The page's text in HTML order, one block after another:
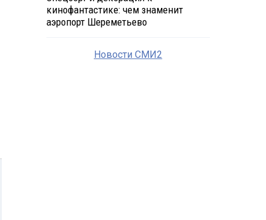
кинофантастике: чем знаменит
аэропорт Шереметьево
Новости СМИ2